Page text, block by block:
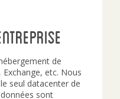
de
etc. Nous
seul datacenter de
sont